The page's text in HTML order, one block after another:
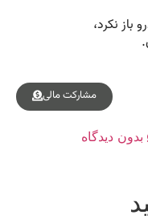
مشارکت مالی
بدون دیدگاه